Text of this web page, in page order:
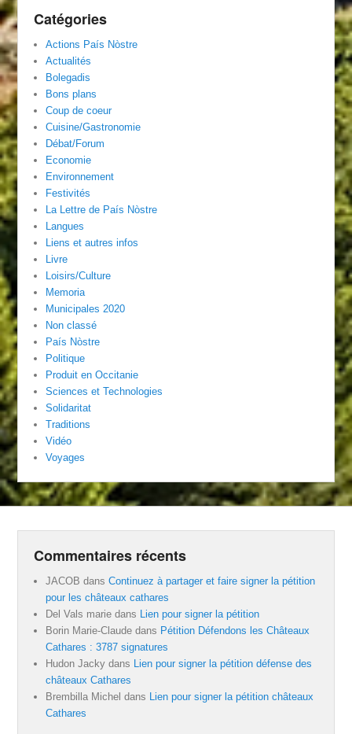
Catégories
Actions País Nòstre
Actualités
Bolegadis
Bons plans
Coup de coeur
Cuisine/Gastronomie
Débat/Forum
Economie
Environnement
Festivités
La Lettre de País Nòstre
Langues
Liens et autres infos
Livre
Loisirs/Culture
Memoria
Municipales 2020
Non classé
País Nòstre
Politique
Produit en Occitanie
Sciences et Technologies
Solidaritat
Traditions
Vidéo
Voyages
Commentaires récents
JACOB dansContinuez à partager et faire signer la pétition
pour les châteaux cathares
Del Vals marie dans Lien pour signer la pétition
Borin Marie-Claude dans Pétition Défendons les Châteaux
Cathares : 3787 signatures
Hudon Jacky dans Lien pour signer la pétition défense des
châteaux Cathares
Brembilla Michel dans Lien pour signer la pétition châteaux
Cathares